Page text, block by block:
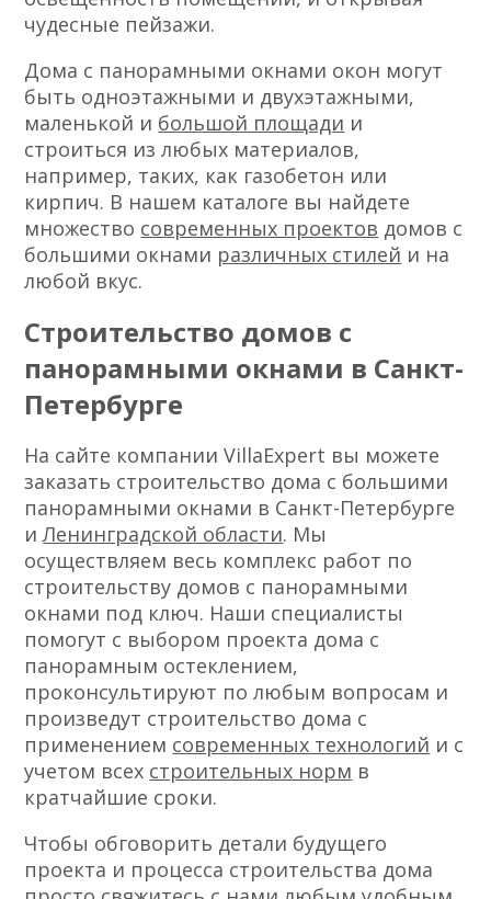
чудесные пейзажи.
Дома с панорамными окнами окон могут
быть одноэтажными и двухэтажными,
маленькой и большой площади и
строиться из любых материалов,
например, таких, как газобетон или
кирпич. В нашем каталоге вы найдете
множество современных проектов домов с
большими окнами различных стилей и на
любой вкус.
Строительство домов с
панорамными окнами в Санкт-
Петербурге
На сайте компании VillaExpert вы можете
заказать строительство дома с большими
панорамными окнами в Санкт-Петербурге
иЛенинградской области. Мы
осуществляем весь комплекс работ по
строительству домов с панорамными
окнами под ключ. Наши специалисты
помогут с выбором проекта дома с
панорамным остеклением,
проконсультируют по любым вопросам и
произведут строительство дома с
применением современных технологий и с
учетом всех строительных норм в
кратчайшие сроки.
Чтобы обговорить детали будущего
проекта и процесса строительства дома